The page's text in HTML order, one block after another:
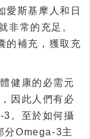
愛斯基摩人和日
非常的充足。
的補充，獲取充
健康的必需元
因此人們有必
3。至於如何攝
分Omega-3主